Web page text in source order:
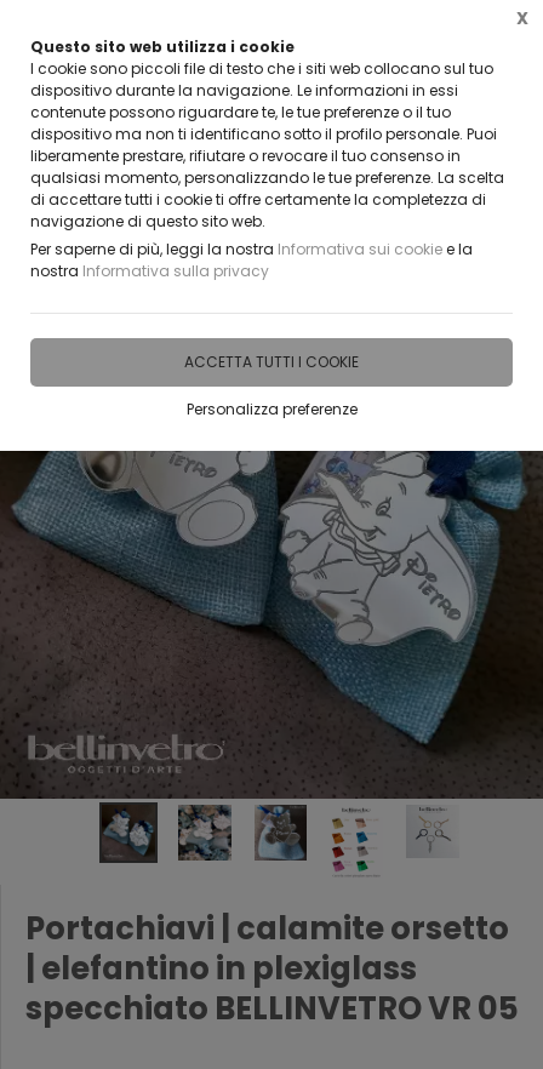
Questo sito web utilizza i cookie
I cookie sono piccoli file di testo che i siti web collocano sul tuo
dispositivo durante la navigazione. Le informazioni in essi
contenute possono riguardare te, le tue preferenze o il tuo
dispositivo ma non ti identificano sotto il profilo personale. Puoi
liberamente prestare, rifiutare o revocare il tuo consenso in
qualsiasi momento, personalizzando le tue preferenze. La scelta
di accettare tutti i cookie ti offre certamente la completezza di
navigazione di questo sito web.
Per saperne di più, leggi la nostra Informativa sui cookiee la
nostra Informativa sulla privacy
ACCETTA TUTTI I COOKIE
Personalizza preferenze
X
CLICCA E SCOPRI I COUPON ATTIVI ADESSO
Home IDEE E REGALI PERSONALIZZABILI PORTACHIAVI
Portachiavi | calamite orsetto
| elefantino in plexiglass
specchiato BELLINVETRO VR 05